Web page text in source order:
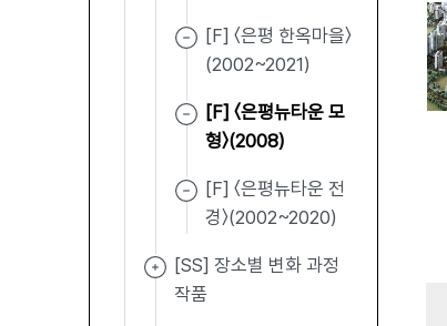
[F] 〈은평 한옥마을〉
(2002~2021)
[F] 〈은평뉴타운 모
형〉(2008)
[F] 〈은평뉴타운 전
경〉(2002~2020)
[SS] 장소별 변화 과정
작품